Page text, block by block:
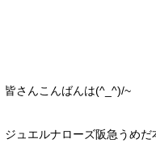
皆さんこんばんは(^_^)/~
ジュエルナローズ阪急うめ